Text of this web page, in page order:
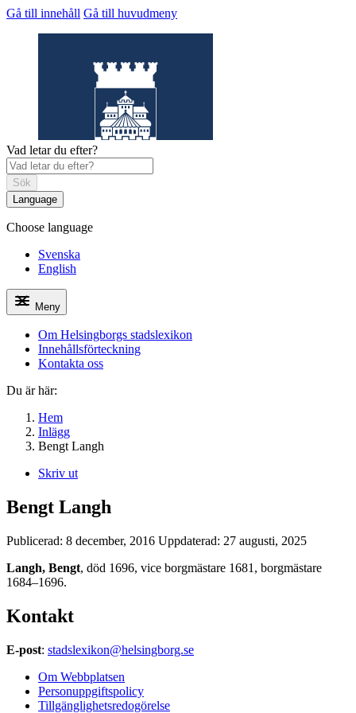
Gå till innehåll Gå till huvudmeny
Helsingborgs stadslexikon
Vad letar du efter?
Sök
Language
Choose language
Svenska
English
Meny
Om Helsingborgs stadslexikon
Innehållsförteckning
Kontakta oss
Du är här:
Hem
Inlägg
Bengt Langh
Skriv ut
Bengt Langh
Publicerad: 8 december, 2016 Uppdaterad: 27 augusti, 2025
Langh, Bengt, död 1696, vice borgmästare 1681, borgmästare
1684–1696.
Kontakt
E-post: stadslexikon@helsingborg.se
Om Webbplatsen
Personuppgiftspolicy
Tillgänglighetsredogörelse